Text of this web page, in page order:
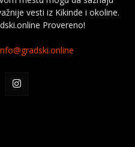
vesti iz Kikinde i okoline.
Provereno!